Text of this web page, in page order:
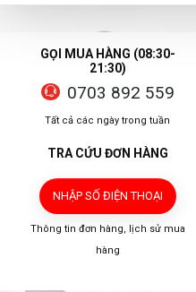
GỌI MUA HÀNG (08:30-
21:30)
0703 892 559
Tất cả các ngày trong tuần
TRA CỨU ĐƠN HÀNG
NHẬP SỐ ĐIỆN THOẠI
Thông tin đơn hàng, lịch sử mua
hàng